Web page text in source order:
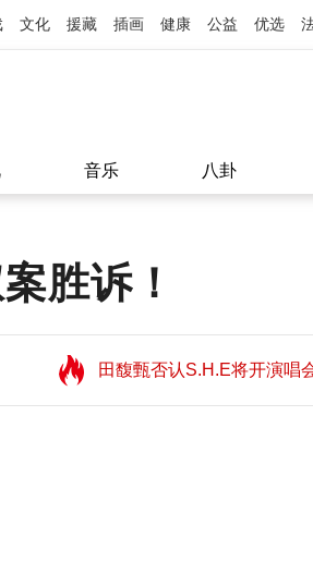
文化 援藏 插画 健康 公益 优选
音乐 八卦
胜诉！
田馥甄否认S.H.E将开演唱
望11:08
田馥甄否认S.H.E将开演唱